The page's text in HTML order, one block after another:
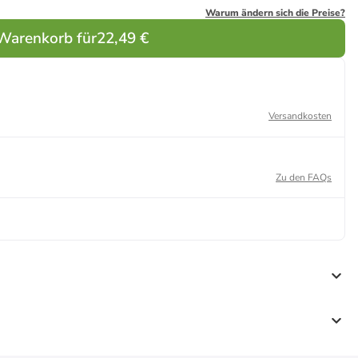
Warum ändern sich die Preise?
für22,49 €
Versandkosten
Zu den FAQs